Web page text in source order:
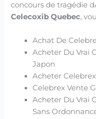
concours de tragédie
Celecoxib Quebec,
Achat De
Acheter Du Vrai
Japon
Acheter
Celebrex Vente
Acheter Du Vrai
Sans